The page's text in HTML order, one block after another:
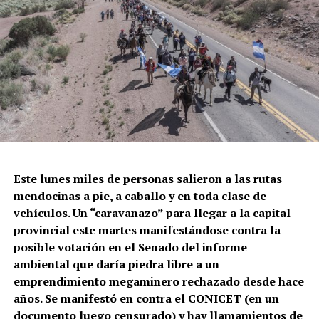
Correpi (la Coordinadora contra la represión policial e
institucional), afirmó: “Juan Gabriel recibió un impacto
directo al cuerpo. No sabemos todavía qué tipo de
cartuchería utilizaron, pero a corta distancia y directo a
zonas vitales como tórax y abdomen, un disparo de
escopeta es letal, tanto con cartuchos antitumulto (con
postas de goma) o todo propósito (con postas de
Este lunes miles de personas salieron a las rutas
mendocinas a pie, a caballo y en toda clase de
vehículos. Un “caravanazo” para llegar a la capital
provincial este martes manifestándose contra la
posible votación en el Senado del informe
ambiental que daría piedra libre a un
emprendimiento megaminero rechazado desde hace
años. Se manifestó en contra el CONICET (en un
documento luego censurado) y hay llamamientos de